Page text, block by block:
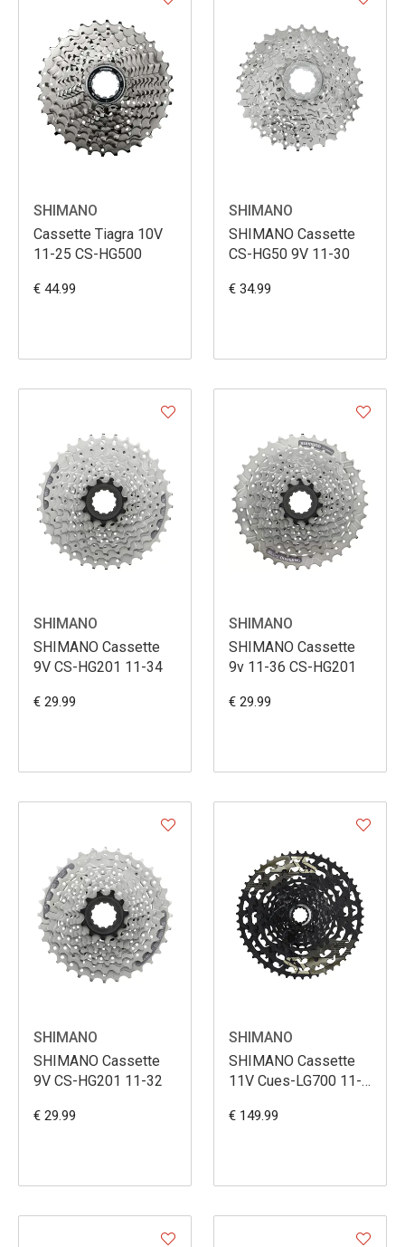
SHIMANO
Cassette Tiagra 10V
11-25 CS-HG500
€ 44.99
SHIMANO
SHIMANO Cassette
CS-HG50 9V 11-30
€ 34.99
SHIMANO
SHIMANO Cassette
9V CS-HG201 11-34
€ 29.99
SHIMANO
SHIMANO Cassette
9v 11-36 CS-HG201
€ 29.99
SHIMANO
SHIMANO Cassette
9V CS-HG201 11-32
€ 29.99
SHIMANO
SHIMANO Cassette
11V Cues-LG700 11-
€ 149.99